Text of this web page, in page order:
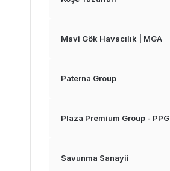
Mavi Gök Havacılık | MGA
Paterna Group
Plaza Premium Group - PPG
Savunma Sanayii